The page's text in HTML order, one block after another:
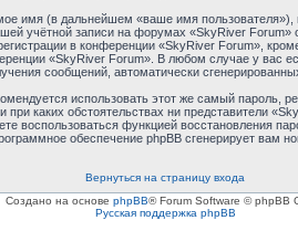
имя (в дальнейшем «ваше имя
учётной записи на форумах «SkyRiver
в конференции «SkyRiver Forum»,
«SkyRiver Forum». В любом случае у вас
сообщений, автоматически
использовать этот же самый пароль,
каких обстоятельствах ни представители
воспользоваться функцией восстановления
обеспечение phpBB сгенерирует вам
Вернуться на страницу входа
Создано на основе phpBB® Forum Software © phpBB
Русская поддержка phpBB